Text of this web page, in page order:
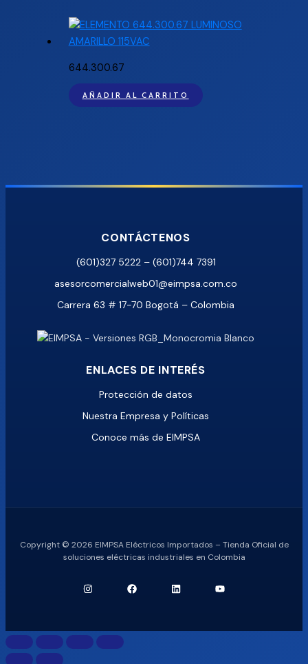
644.300.67
AÑADIR AL CARRITO
CONTÁCTENOS
(601)327 5222 – (601)744 7391
asesorcomercialweb01@eimpsa.com.co
Carrera 63 # 17-70 Bogotá – Colombia
ENLACES DE INTERÉS
Protección de datos
Nuestra Empresa y Políticas
Conoce más de EIMPSA
Copyright © 2026 EIMPSA Eléctricos Importados – Tienda Oficial de
soluciones eléctricas industriales en Colombia